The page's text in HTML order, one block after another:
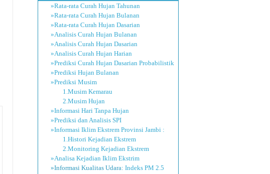
»Rata-rata Curah Hujan Tahunan
»Rata-rata Curah Hujan Bulanan
»Rata-rata Curah Hujan Dasarian
»Analisis Curah Hujan Bulanan
»Analisis Curah Hujan Dasarian
»Analisis Curah Hujan Harian
»Prediksi Curah Hujan Dasarian Probabilistik
»Prediksi Hujan Bulanan
»Prediksi Musim
1.Musim Kemarau
2.Musim Hujan
»Informasi Hari Tanpa Hujan
»Prediksi dan Analisis SPI
»Informasi Iklim Ekstrem Provinsi Jambi :
1.Histori Kejadian Ekstrem
2.Monitoring Kejadian Ekstrem
»Analisa Kejadian Iklim Ekstrim
»Informasi Kualitas Udara: Indeks PM 2.5